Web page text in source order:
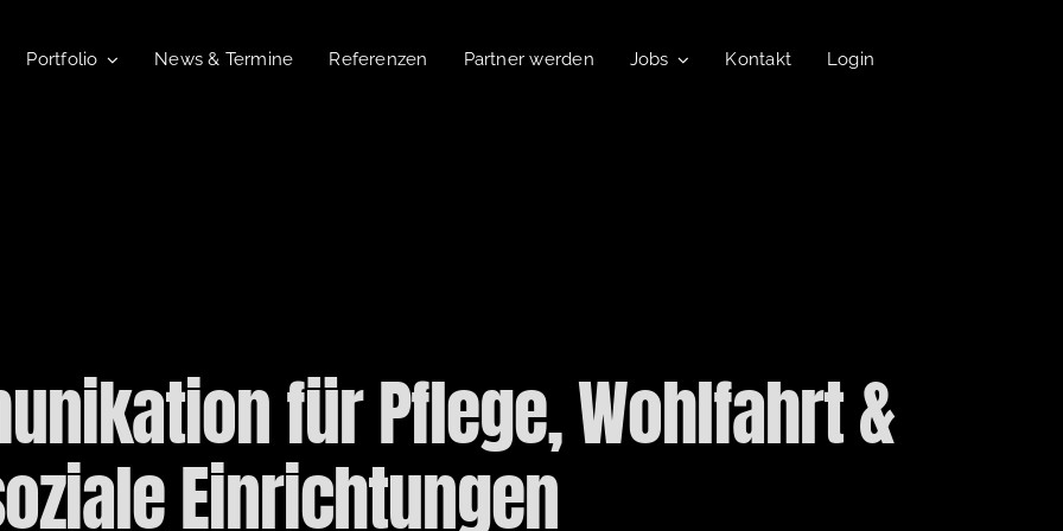
Portfolio News & Termine Referenzen Partner werden Jobs Kontakt Login
für Pflege, Wohlfahrt &
Einrichtungen